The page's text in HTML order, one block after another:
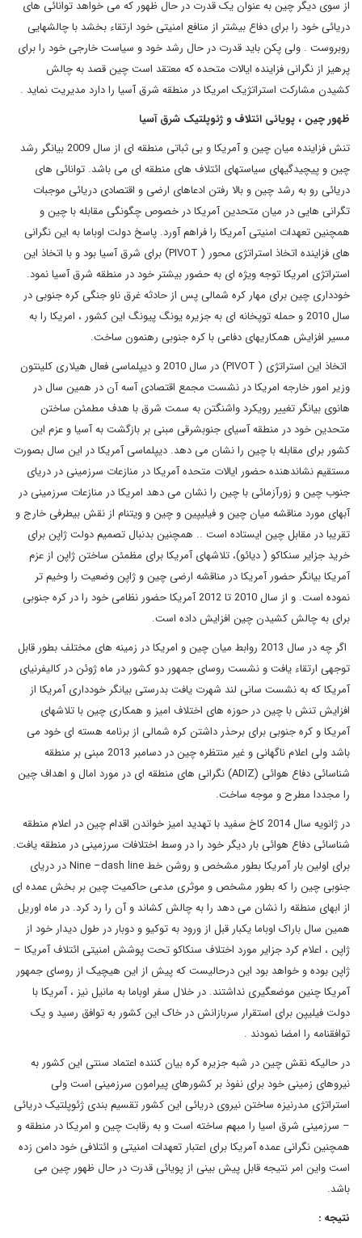
از سوی دیگر چین به عنوان یک قدرت در حال ظهور که می خواهد توانائی های
دریائی خود را برای دفاع بیشتر از منافع امنیتی خود ارتقاء بخشد با چالشهایی
روبروست . ولی پکن باید قدرت در حال رشد خود و سیاست خارجی خود را برای
پرهیز از نگرانی فزاینده ایالات متحده که معتقد است چین قصد به چالش
کشیدن مشارکت استراتژیک امریکا در منطقه شرق آسیا را دارد مدیریت نماید .
ظهور چین ، پویائی ائتلاف و ژئوپلتیک شرق آسیا
تنش فزاینده میان چین و آمریکا و بی ثباتی منطقه ای از سال 2009 بیانگر رشد
چین و پیچیدگیهای سیاستهای ائتلاف های منطقه ای می باشد. توانائی های
دریائی رو به رشد چین و بالا رفتن ادعاهای ارضی و اقتصادی دریائی موجبات
تگرانی هایی در میان متحدین آمریکا در خصوص چگونگی مقابله با چین و
همچنین تعهدات امنیتی آمریکا را فراهم آورد. پاسخ دولت اوباما به این نگرانی
های فزاینده اتخاذ استراتژی محور ( PIVOT) برای شرق آسیا بود و با اتخاذ این
استراتژی امریکا توجه ویژه ای به حضور بیشتر خود در منطقه شرق آسیا نمود.
خودداری چین برای مهار کره شمالی پس از حادثه غرق ناو جنگی کره جنوبی در
سال 2010 و حمله توپخانه ای به جزیره یونگ پیونگ این کشور ، امریکا را به
مسیر افزایش همکاریهای دفاعی با کره جنوبی رهنمون ساخت.
اتخاذ این استراتژی ( PIVOT
) در سال 2010 و دیپلماسی فعال هیلاری کلینتون
وزیر امور خارجه امریکا در نشست مجمع اقتصادی آسه آن در همین سال در
هانوی بیانگر تغییر رویکرد واشنگتن به سمت شرق با هدف مطمئن ساختن
متحدین خود در منطقه آسیای جنوبشرقی مبنی بر بازگشت به آسیا و عزم این
کشور برای مقابله با چین را نشان می دهد. دیپلماسی آمریکا در این سال بصورت
مستقیم نشاندهنده حضور ایالات متحده آمریکا در منازعات سرزمینی در دریای
جنوب چین و زورآزمائی با چین را نشان می دهد امریکا در منازعات سرزمینی در
آبهای مورد مناقشه میان چین و فیلیپین و چین و ویتنام از نقش بیطرفی خارج و
تقریبا در مقابل چین ایستاده است .. همچنین بدنبال تصمیم دولت ژاپن برای
خرید جزایر سنکاکو ( دیائو)، تلاشهای آمریکا برای مظمئن ساختن ژاپن از عزم
آمریکا بیانگر حضور آمریکا در مناقشه ارضی چین و ژاپن وضعیت را وخیم تر
نموده است. و از سال 2010 تا 2012 آمریکا حضور نظامی خود را در کره جنوبی
برای به چالش کشیدن چین افزایش داده است.
اگر چه در سال 2013 روابط میان چین و امریکا در زمینه های مختلف بطور قابل
توجهی ارتقاء یافت و نشست روسای جمهور دو کشور در ماه ژوئن در کالیفرنیای
آمریکا که به نشست سانی لند شهرت یافت بدرستی بیانگر خودداری آمریکا از
افزایش تنش با چین در حوزه های اختلاف امیز و همکاری چین با تلاشهای
آمریکا و کره جنوبی برای برحذر داشتن کره شمالی از برنامه هسته ای خود می
باشد ولی اعلام ناگهانی و غیر منتظره چین در دسامبر 2013 مبنی بر منطقه
شناسائی دفاع هوائی (ADIZ) نگرانی های منطقه ای در مورد امال و اهداف چین
را مجددا مطرح و موجه ساخت.
در ژانویه سال 2014 کاخ سفید با تهدید امیز خواندن اقدام چین در اعلام منطقه
شناسائی دفاع هوائی بار دیگر خود را در وسط اختلافات سرزمینی در منطقه یافت.
برای اولین بار آمریکا بطور مشخص و روشن خطNine –dash lineدر دریای
جنوبی چین را که بطور مشخص و موثری مدعی حاکمیت چین بر بخش عمده ای
از ابهای منطقه را نشان می دهد را به چالش کشاند و آن را رد کرد. در ماه اوریل
همین سال باراک اوباما یکبار قبل از ورود به توکیو و دوبار در طول دیدار خود از
ژاپن ، اعلام کرد جزایر مورد اختلاف سنکاکو تحت پوشش امنیتی ائتلاف آمریکا –
ژاپن بوده و خواهد بود این درحالیست که پیش از این هیچیک از روسای جمهور
آمریکا چنین موضعگیری نداشتند. در خلال سفر اوباما به مانیل نیز ، آمریکا با
دولت فیلیپن برای استقرار سربازانش در خاک این کشور به توافق رسید و یک
توافقنامه را امضا نمودند .
در حالیکه نقش چین در شبه جزیره کره بیان کننده اعتماد سنتی این کشور به
نیروهای زمینی خود برای نفوذ بر کشورهای پیرامون سرزمینی است ولی
استراتژی مدرنیزه ساختن نیروی دریائی این کشور تقسیم بندی ژئوپلتیک دریائی
– سرزمینی شرق اسیا را مبهم ساخته است و به رقابت چین و امریکا در منطقه و
همچنین نگرانی عمده آمریکا برای اعتبار تعهدات امنیتی و ائتلافی خود دامن زده
است واین امر نتیجه قابل پیش بینی از پویائی قدرت در حال ظهور چین می
باشد.
نتیجه :